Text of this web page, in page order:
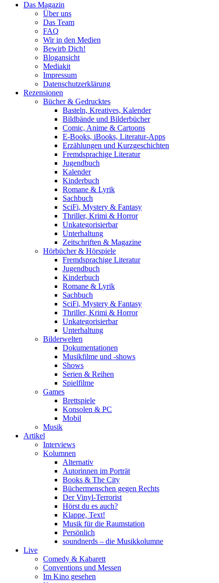
Das Magazin
Über uns
Das Team
FAQ
Wir in den Medien
Bewirb Dich!
Blogansicht
Mediakit
Impressum
Datenschutzerklärung
Rezensionen
Bücher & Gedrucktes
Basteln, Kreatives, Kalender
Bildbände und Bilderbücher
Comic, Anime & Cartoons
E-Books, iBooks, Literatur-Apps
Erzählungen und Kurzgeschichten
Fremdsprachige Literatur
Jugendbuch
Kalender
Kinderbuch
Romane & Lyrik
Sachbuch
SciFi, Mystery & Fantasy
Thriller, Krimi & Horror
Unkategorisierbar
Unterhaltung
Zeitschriften & Magazine
Hörbücher & Hörspiele
Fremdsprachige Literatur
Jugendbuch
Kinderbuch
Romane & Lyrik
Sachbuch
SciFi, Mystery & Fantasy
Thriller, Krimi & Horror
Unkategorisierbar
Unterhaltung
Bilderwelten
Dokumentationen
Musikfilme und -shows
Shows
Serien & Reihen
Spielfilme
Games
Brettspiele
Konsolen & PC
Mobil
Musik
Artikel
Interviews
Kolumnen
Alternativ
Autorinnen im Porträt
Books & The City
Büchermenschen gegen Rechts
Der Vinyl-Terrorist
Hörst du es auch?
Klappe, Text!
Musik für die Raumstation
Persönlich
soundnerds – die Musikkolumne
Live
Comedy & Kabarett
Conventions und Messen
Im Kino gesehen